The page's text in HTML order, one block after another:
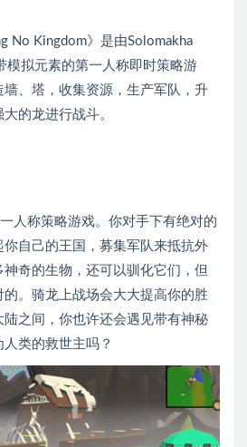
Kingdom》是由Solomakha
模拟元素的第一人称即时策略游
、塔，收集资源，生产军队，升
的龙进行战斗。
人称策略游戏。你对手下有绝对的
自己的王国，募集军队来抵抗外
奇的生物，还可以驯化它们，但
。骑龙上战场会大大提高你的胜
之间，你也许还会遇见带有神秘
类的救世主吗？